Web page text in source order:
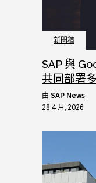
新聞稿
SAP 與
共同部署
SAP News
28 4 月, 2026